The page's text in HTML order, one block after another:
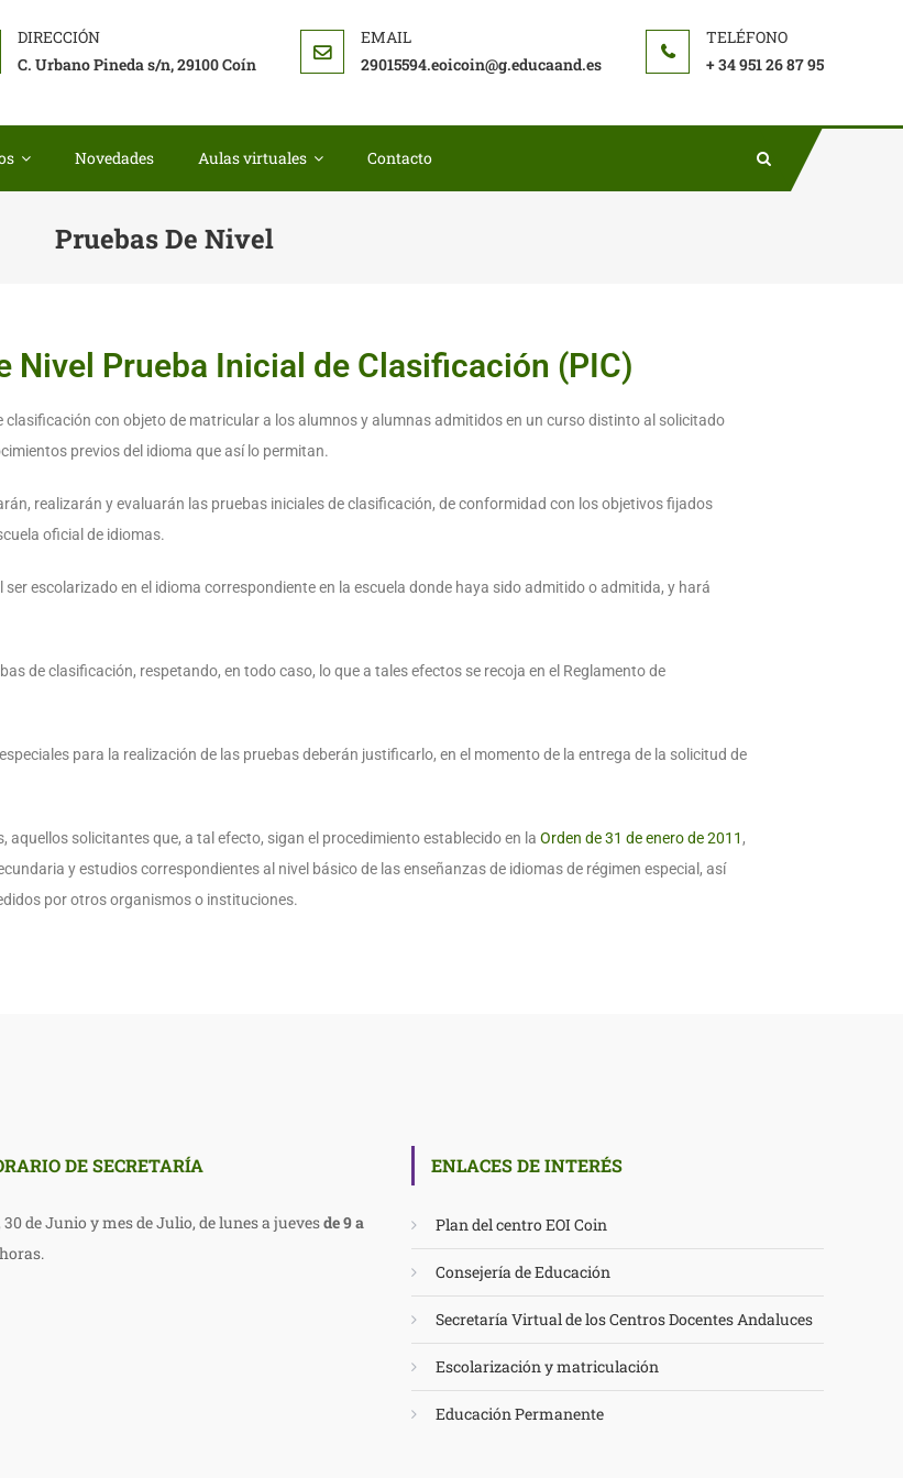
idiomas de Coin
C. Urbano Pineda s/n, 29100 Coín
29015594.eoicoin@g.educaand.es + 34 951 26 87 95
Novedades Aulas virtuales Contacto
Pruebas De Nivel
Nivel Prueba Inicial de Clasificación (PIC)
con objeto de matricular a los alumnos y alumnas admitidos en un curso distinto al solicitado
previos del idioma que así lo permitan.
realizarán y evaluarán las pruebas iniciales de clasificación, de conformidad con los objetivos fijados
oficial de idiomas.
escolarizado en el idioma correspondiente en la escuela donde haya sido admitido o admitida, y hará
de clasificación, respetando, en todo caso, lo que a tales efectos se recoja en el Reglamento de
para la realización de las pruebas deberán justificarlo, en el momento de la entrega de la solicitud de
solicitantes que, a tal efecto, sigan el procedimiento establecido en la Orden de 31 de enero de 2011 ,
y estudios correspondientes al nivel básico de las enseñanzas de idiomas de régimen especial, así
por otros organismos o instituciones.
DE SECRETARÍA
30 de Junio y mes de Julio, de lunes a juevesde9 a
horas.
ENLACES DE INTERÉS
Plan del centro EOI Coin
Consejería de Educación
Secretaría Virtual de los Centros Docentes Andaluces
Escolarización y matriculación
Educación Permanente